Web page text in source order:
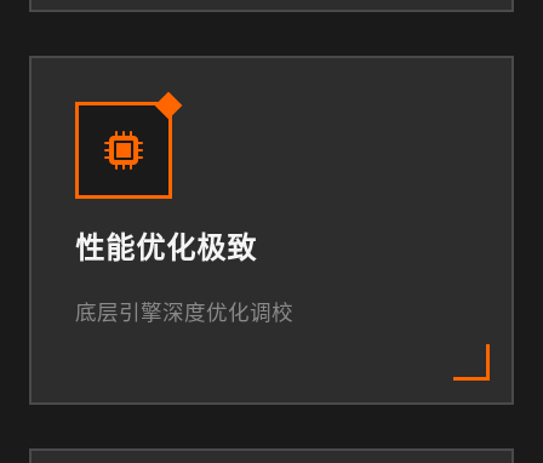
性能优化极致
底层引擎深度优化调校